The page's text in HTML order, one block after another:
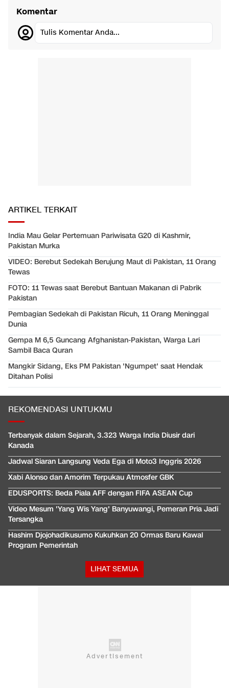
Komentar
Tulis Komentar Anda...
ARTIKEL TERKAIT
India Mau Gelar Pertemuan Pariwisata G20 di Kashmir,
Pakistan Murka
VIDEO: Berebut Sedekah Berujung Maut di Pakistan, 11 Orang
Tewas
FOTO: 11 Tewas saat Berebut Bantuan Makanan di Pabrik
Pakistan
Pembagian Sedekah di Pakistan Ricuh, 11 Orang Meninggal
Dunia
Gempa M 6,5 Guncang Afghanistan-Pakistan, Warga Lari
Sambil Baca Quran
Mangkir Sidang, Eks PM Pakistan 'Ngumpet' saat Hendak
Ditahan Polisi
REKOMENDASI UNTUKMU
Terbanyak dalam Sejarah, 3.323 Warga India Diusir dari
Kanada
Jadwal Siaran Langsung Veda Ega di Moto3 Inggris 2026
Xabi Alonso dan Amorim Terpukau Atmosfer GBK
EDUSPORTS: Beda Piala AFF dengan FIFA ASEAN Cup
Video Mesum 'Yang Wis Yang' Banyuwangi, Pemeran Pria Jadi
Tersangka
Hashim Djojohadikusumo Kukuhkan 20 Ormas Baru Kawal
Program Pemerintah
LIHAT SEMUA